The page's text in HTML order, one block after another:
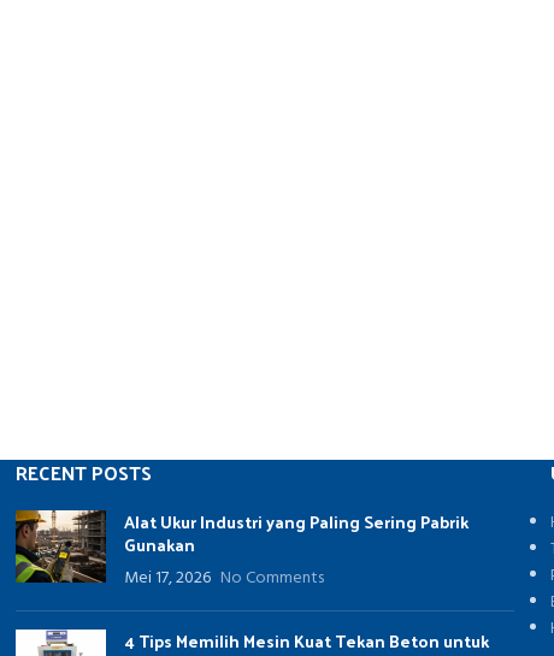
RECENT POSTS
Alat Ukur Industri yang Paling Sering Pabrik
Gunakan
Mei 17, 2026 No Comments
4 Tips Memilih Mesin Kuat Tekan Beton untuk